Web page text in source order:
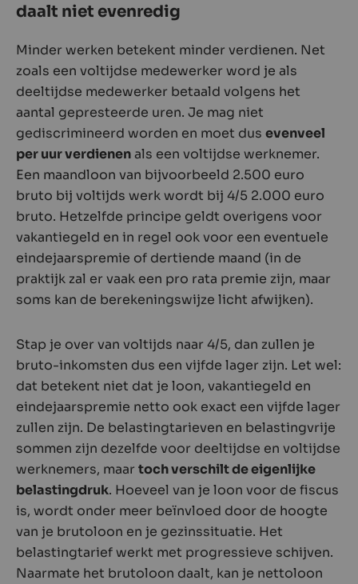
daalt niet evenredig
Minder werken betekent minder verdienen. Net
zoals een voltijdse medewerker word je als
deeltijdse medewerker betaald volgens het
aantal gepresteerde uren. Je mag niet
gediscrimineerd worden en moet dus evenveel
per uur verdienenals een voltijdse werknemer.
Een maandloon van bijvoorbeeld 2.500 euro
bruto bij voltijds werk wordt bij 4/5 2.000 euro
bruto. Hetzelfde principe geldt overigens voor
vakantiegeld en in regel ook voor een eventuele
eindejaarspremie of dertiende maand (in de
praktijk zal er vaak een pro rata premie zijn, maar
soms kan de berekeningswijze licht afwijken).
Stap je over van voltijds naar 4/5, dan zullen je
bruto-inkomsten dus een vijfde lager zijn. Let wel:
dat betekent niet dat je loon, vakantiegeld en
eindejaarspremie netto ook exact een vijfde lager
zullen zijn. De belastingtarieven en belastingvrije
sommen zijn dezelfde voor deeltijdse en voltijdse
werknemers, maar toch verschilt de eigenlijke
belastingdruk. Hoeveel van je loon voor de fiscus
is, wordt onder meer beïnvloed door de hoogte
van je brutoloon en je gezinssituatie. Het
belastingtarief werkt met progressieve schijven.
Naarmate het brutoloon daalt, kan je nettoloon